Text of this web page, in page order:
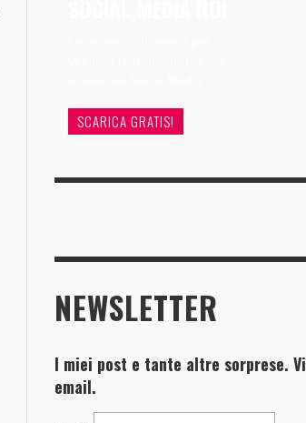
SCARICA GRATIS!
NEWSLETTER
I miei post e tante altre sorprese.
email.